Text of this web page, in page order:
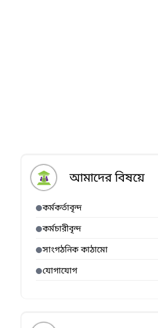
আমাদের বিষয়ে
কর্মকর্তাবৃন্দ
কর্মচারীবৃন্দ
সাংগঠনিক কাঠামো
যোগাযোগ